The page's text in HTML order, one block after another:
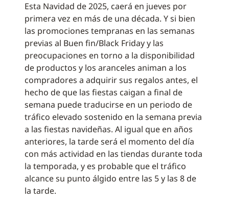
Esta Navidad de 2025, caerá en jueves por
primera vez en más de una década. Y si bien
las promociones tempranas en las semanas
previas al Buen fin/Black Friday y las
preocupaciones en torno a la disponibilidad
de productos y los aranceles animan a los
compradores a adquirir sus regalos antes, el
hecho de que las fiestas caigan a final de
semana puede traducirse en un periodo de
tráfico elevado sostenido en la semana previa
a las fiestas navideñas. Al igual que en años
anteriores, la tarde será el momento del día
con más actividad en las tiendas durante toda
la temporada, y es probable que el tráfico
alcance su punto álgido entre las 5 y las 8 de
la tarde.